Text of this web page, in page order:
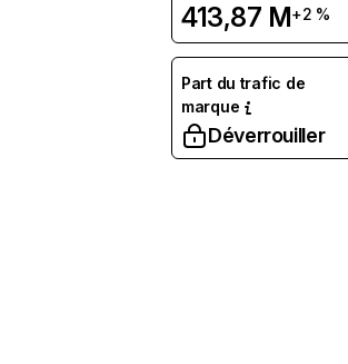
413,87 M+2 %
Part du trafic de
marque
Déverrouiller